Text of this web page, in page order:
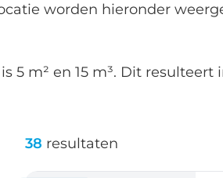
worden hieronder
5 m² en 15 m³. Dit
38 resultaten